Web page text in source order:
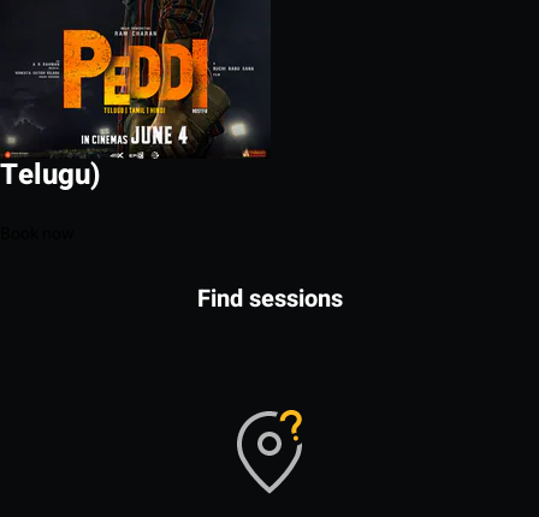
Telugu)
Find sessions